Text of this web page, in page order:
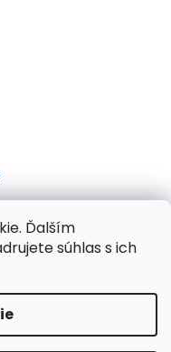
Ďalším
súhlas s ich